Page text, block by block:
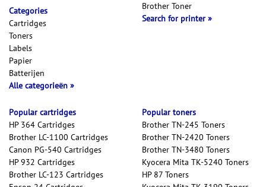
Categories
Cartridges
Toners
Labels
Papier
Batterijen
Alle categorieën
Popular cartridges
HP 364 Cartridges
Brother LC-1100 Cartridges
Canon PG-540 Cartridges
HP 932 Cartridges
Brother LC-123 Cartridges
Popular toners
Brother TN-245 Toners
Brother TN-2420 Toners
Brother TN-3480 Toners
Kyocera Mita TK-5240 Toners
HP 87 Toners
Brother Toner
Search for printer